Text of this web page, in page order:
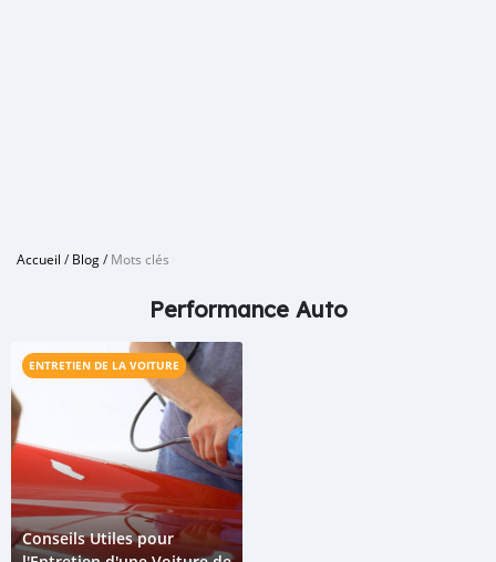
Accueil /Blog/Mots clés
Performance Auto
ENTRETIEN DE LA VOITURE
Conseils Utiles pour